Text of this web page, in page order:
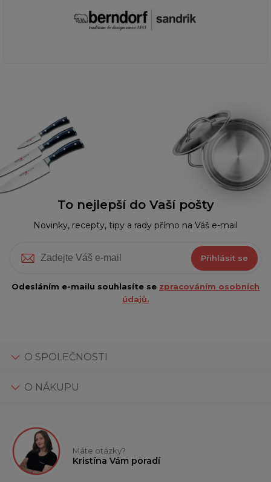
To nejlepší do Vaší pošty
Novinky, recepty, tipy a rady přímo na Váš e-mail
Přihlásit se
Odesláním e-mailu souhlasíte se zpracováním osobních
údajů.
O SPOLEČNOSTI
O NÁKUPU
Máte otázky?
Kristína Vám poradí